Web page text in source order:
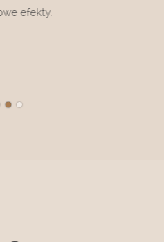
efekty.